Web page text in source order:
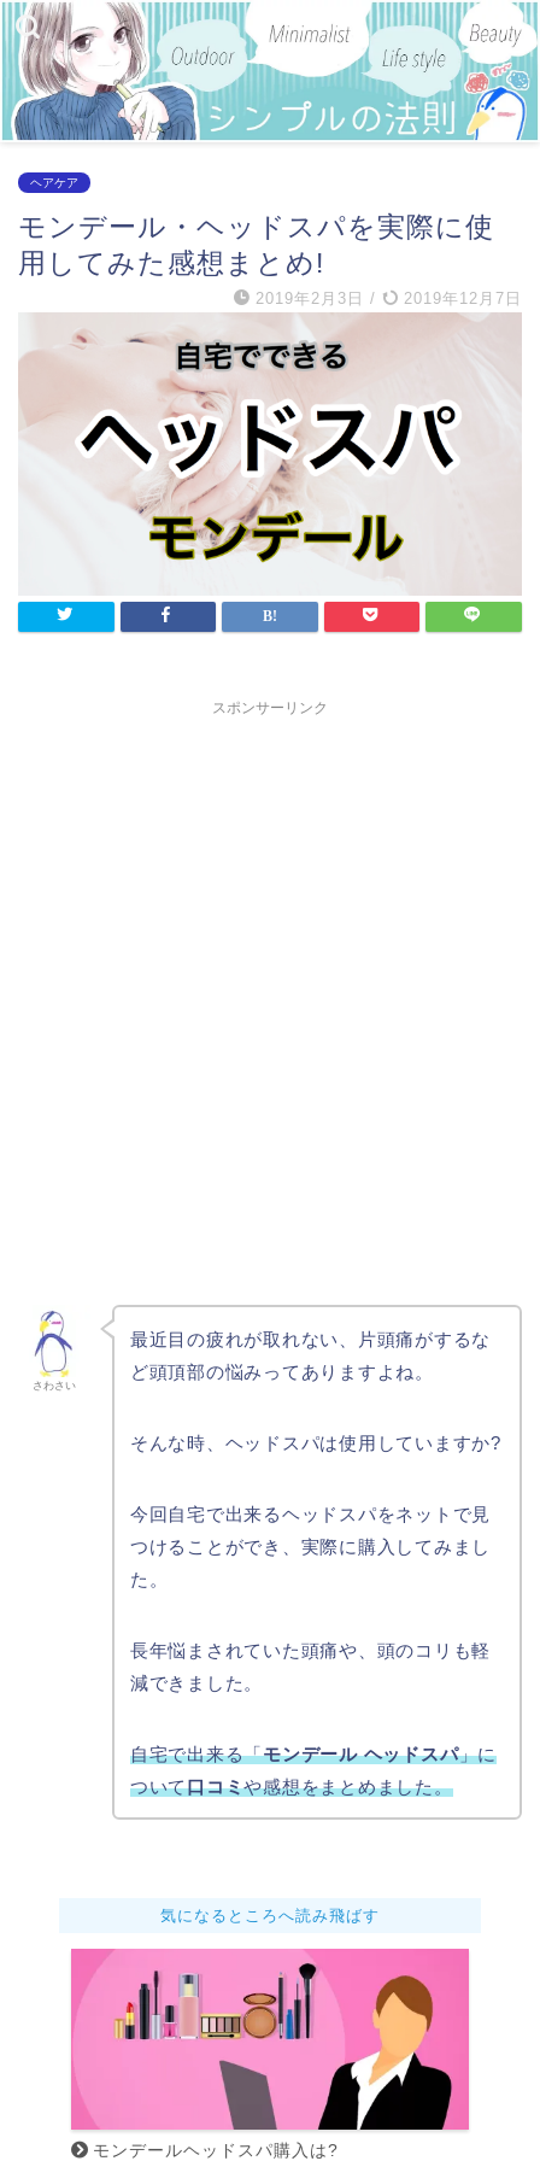
ヘアケア
モンデール・ヘッドスパを実際に使
用してみた感想まとめ!
2019年2月3日 / 2019年12月7日
スポンサーリンク
さわさい
最近目の疲れが取れない、片頭痛がするな
ど頭頂部の悩みってありますよね。
そんな時、ヘッドスパは使用していますか?
今回自宅で出来るヘッドスパをネットで見
つけることができ、実際に購入してみまし
た。
長年悩まされていた頭痛や、頭のコリも軽
減できました。
自宅で出来る「モンデールヘッドスパ」に
ついて口コミや感想をまとめました。
気になるところへ読み飛ばす
モンデールヘッドスパ購入は?